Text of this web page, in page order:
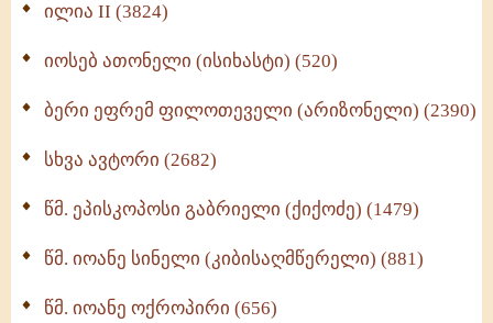
Wisdomge (514)
ქადაგებანი გაბრიელ ეპისკოპოსისა - II ტომი
სულიერი ცხოვრების სახელმძღვანელო -
ნაწილი II (369)
ილია II (3824)
იოსებ ათონელი (ისიხასტი) (520)
ბერი ეფრემ ფილოთეველი (არიზონელი) (2390)
სხვა ავტორი (2682)
წმ. ეპისკოპოსი გაბრიელი (ქიქოძე) (1479)
წმ. იოანე სინელი (კიბისაღმწერელი) (881)
წმ. იოანე ოქროპირი (656)